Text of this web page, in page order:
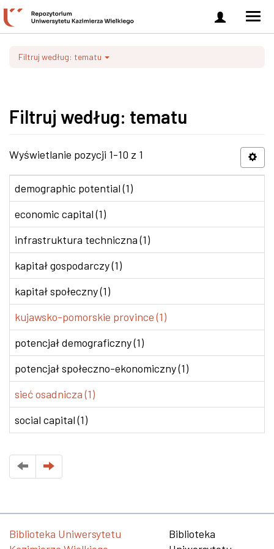
Zaloguj
się
Filtruj według: tematu
Filtruj według: tematu
Wyświetlanie pozycji 1-10 z 1
demographic potential (1)
economic capital (1)
infrastruktura techniczna (1)
kapitał gospodarczy (1)
kapitał społeczny (1)
kujawsko-pomorskie province (1)
potencjał demograficzny (1)
potencjał społeczno-ekonomiczny (1)
sieć osadnicza (1)
social capital (1)
Biblioteka Uniwersytetu
Biblioteka